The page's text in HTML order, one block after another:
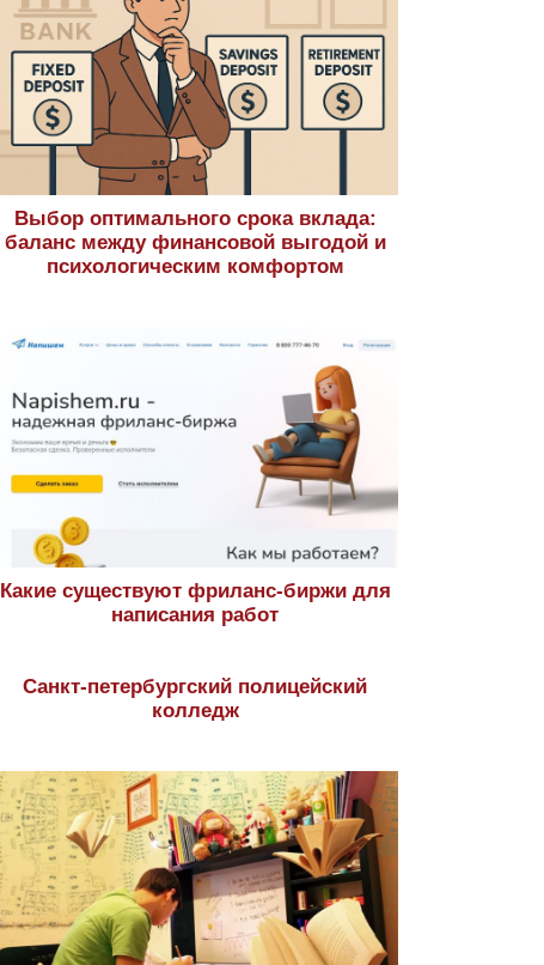
Выбор оптимального срока вклада:
баланс между финансовой выгодой и
психологическим комфортом
Какие существуют фриланс-биржи для
написания работ
Санкт-петербургский полицейский
колледж